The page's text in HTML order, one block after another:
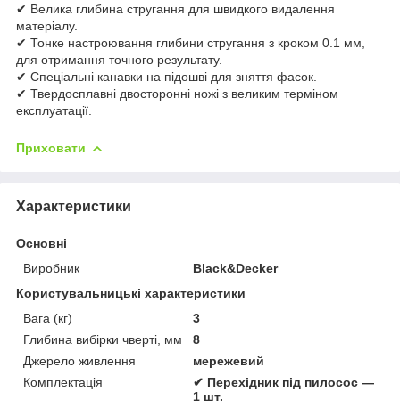
✔ Велика глибина стругання для швидкого видалення
матеріалу.
✔ Тонке настроювання глибини стругання з кроком 0.1 мм,
для отримання точного результату.
✔ Спеціальні канавки на підошві для зняття фасок.
✔ Твердосплавні двосторонні ножі з великим терміном
експлуатації.
Приховати
Характеристики
Основні
Виробник
Black&Decker
Користувальницькі характеристики
Вага (кг)
3
Глибина вибірки чверті, мм
8
Джерело живлення
мережевий
Комплектація
✔ Перехідник під пилосос —
1 шт.